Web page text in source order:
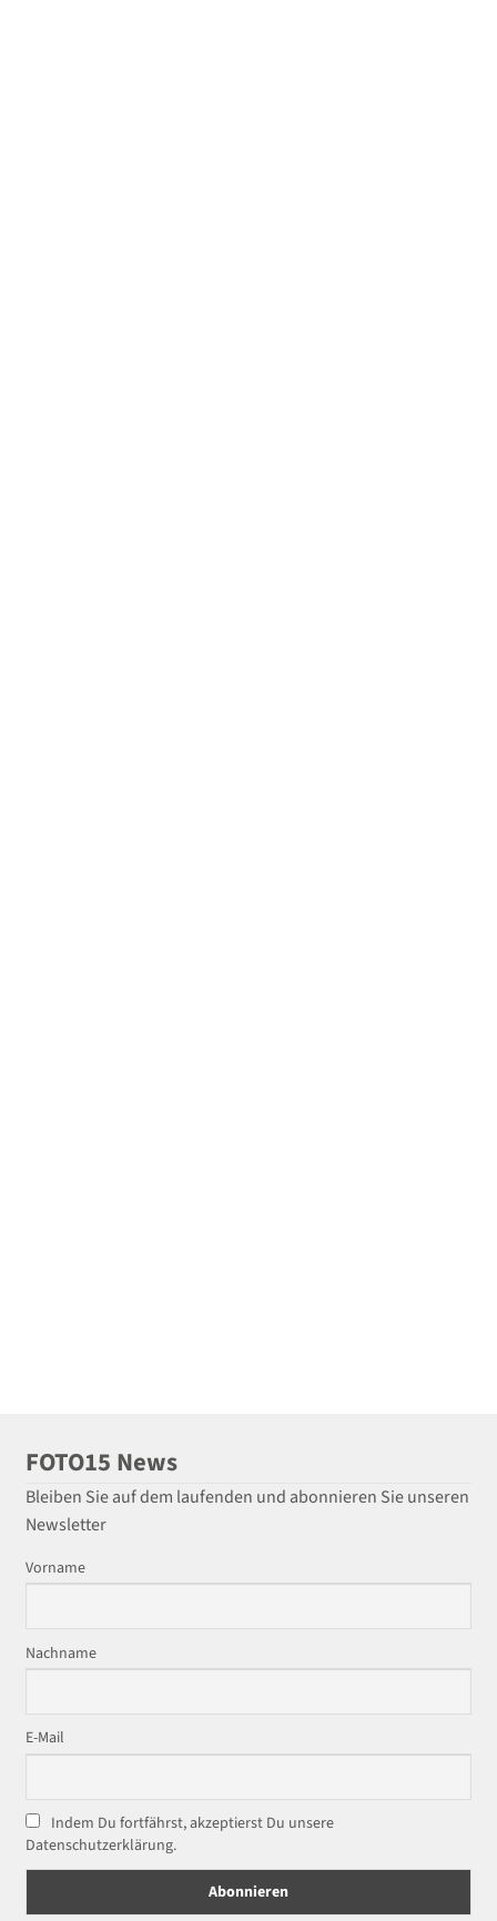
FOTO15 News
Bleiben Sie auf dem laufenden und abonnieren Sie unseren
Newsletter
Vorname
Nachname
E-Mail
Indem Du fortfährst, akzeptierst Du unsere
Datenschutzerklärung.